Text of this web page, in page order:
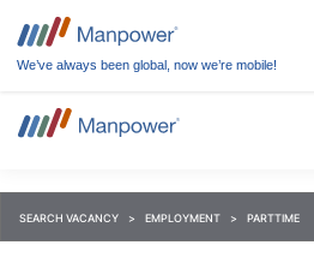
We’ve always been global, now we’re mobile!
SEARCH VACANCY EMPLOYMENT PARTTIME